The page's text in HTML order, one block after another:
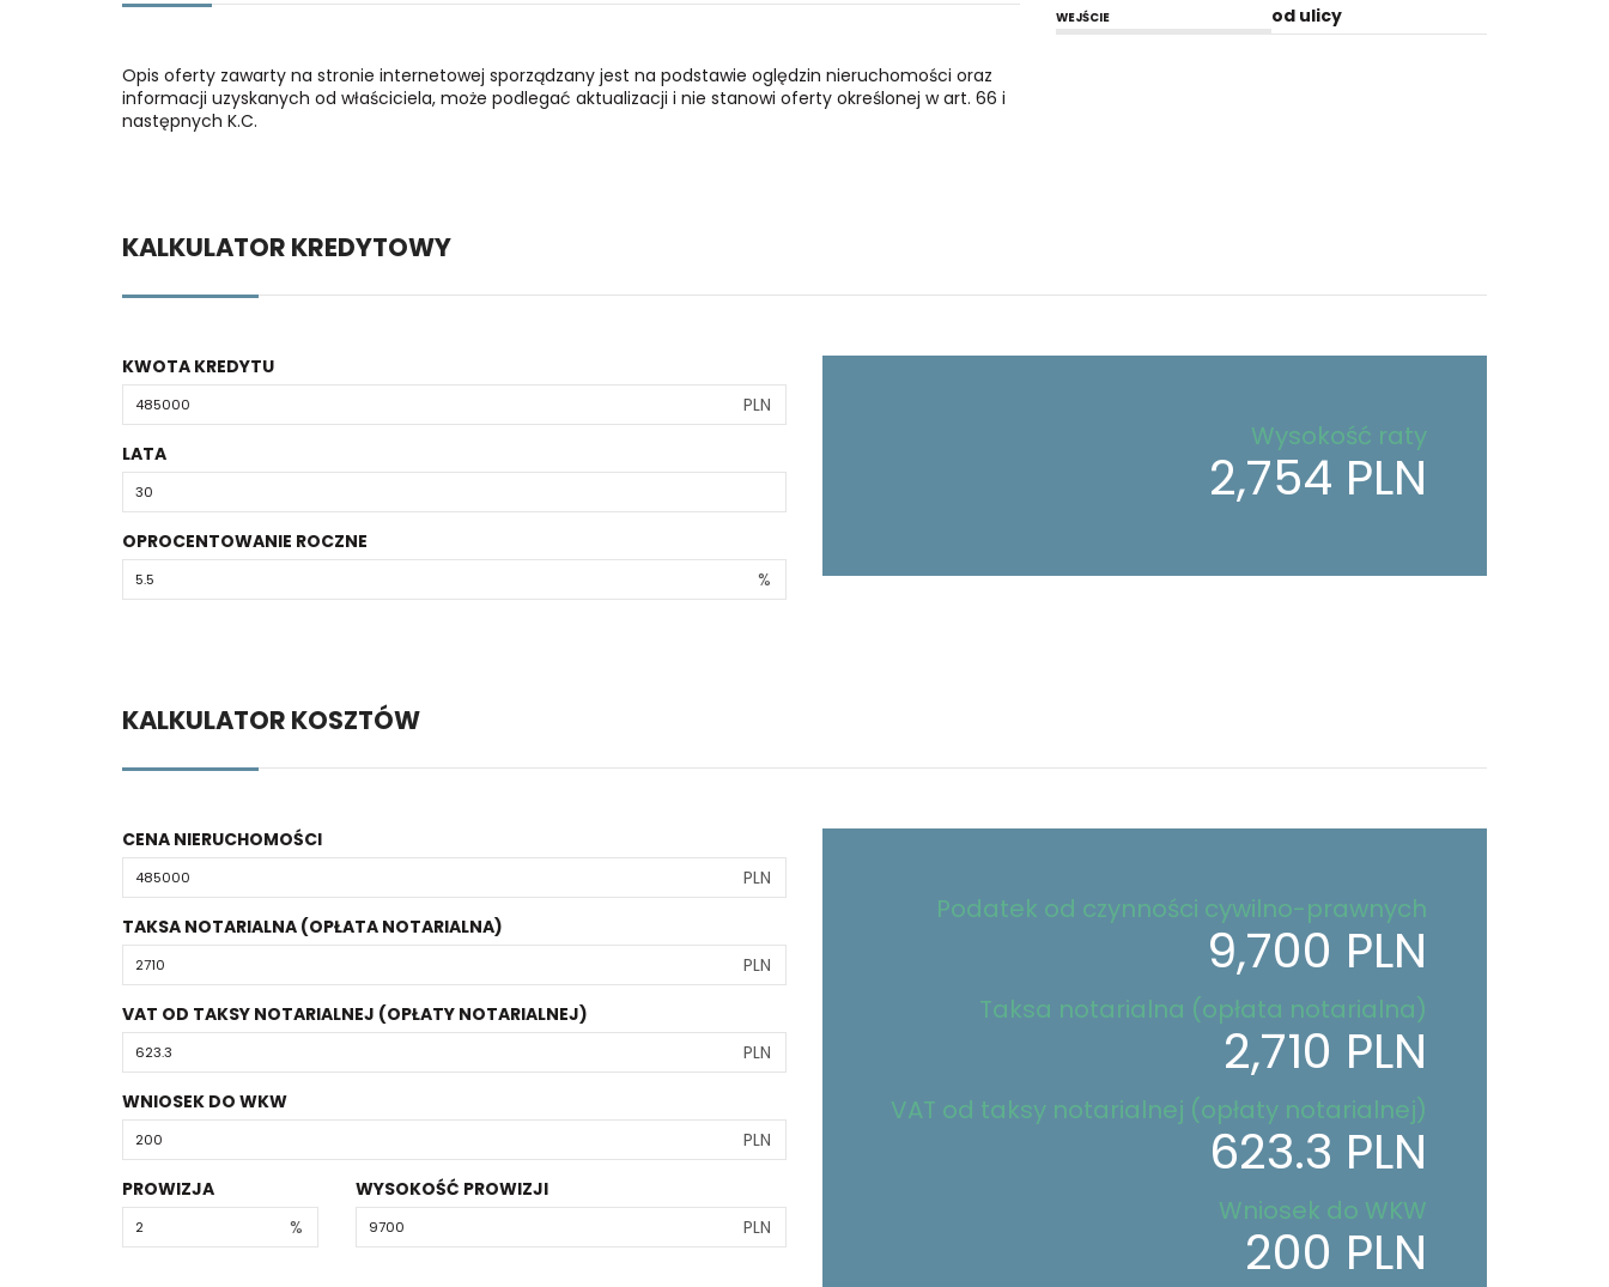
Opis oferty zawarty na stronie internetowej sporządzany jest na podstawie oględzin nieruchomości oraz
informacji uzyskanych od właściciela, może podlegać aktualizacji i nie stanowi oferty określonej w art. 66 i
następnych K.C.
WEJŚCIE od ulicy
KALKULATOR KREDYTOWY
KWOTA KREDYTU
PLN
LATA
OPROCENTOWANIE ROCZNE
%
Wysokość raty
2,754 PLN
KALKULATOR KOSZTÓW
CENA NIERUCHOMOŚCI
PLN
TAKSA NOTARIALNA (OPŁATA NOTARIALNA)
PLN
VAT OD TAKSY NOTARIALNEJ (OPŁATY NOTARIALNEJ)
PLN
WNIOSEK DO WKW
PLN
PROWIZJA
%
WYSOKOŚĆ PROWIZJI
PLN
Podatek od czynności cywilno-prawnych
9,700 PLN
Taksa notarialna (opłata notarialna)
2,710 PLN
VAT od taksy notarialnej (opłaty notarialnej)
623.3 PLN
Wniosek do WKW
200 PLN